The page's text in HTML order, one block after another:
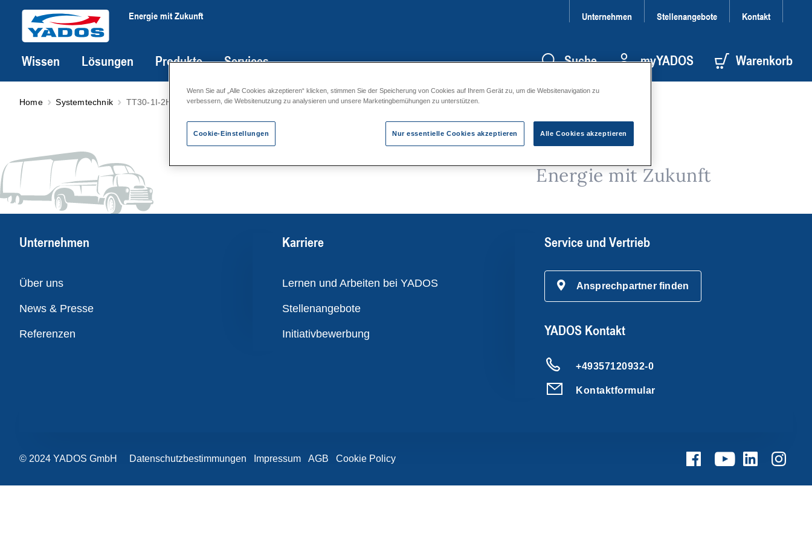
Energie mit Zukunft
Wissen Lösungen Produkte Services
Unternehmen Stellenangebote Kontakt
Suche myYADOS Warenkorb
Home Systemtechnik TT30-1I-2H-1IS-DHK-MHK-DLK
Energie mit Zukunft
Unternehmen
Übersicht
Über uns
News & Presse
Referenzen
Karriere
Übersicht
Lernen und Arbeiten bei YADOS
Stellenangebote
Initiativbewerbung
Service und Vertrieb
Ansprechpartner finden
YADOS Kontakt
+49357120932-0
Kontaktformular
© 2024 YADOS GmbH Datenschutzbestimmungen Impressum AGB Cookie Policy
Wenn Sie auf „Alle Cookies akzeptieren“ klicken, stimmen Sie der Speicherung von Cookies auf Ihrem Gerät zu, um die Websitenavigation zu
verbessern, die Websitenutzung zu analysieren und unsere Marketingbemühungen zu unterstützen.
Cookie-Einstellungen Nur essentielle Cookies akzeptieren Alle Cookies akzeptieren